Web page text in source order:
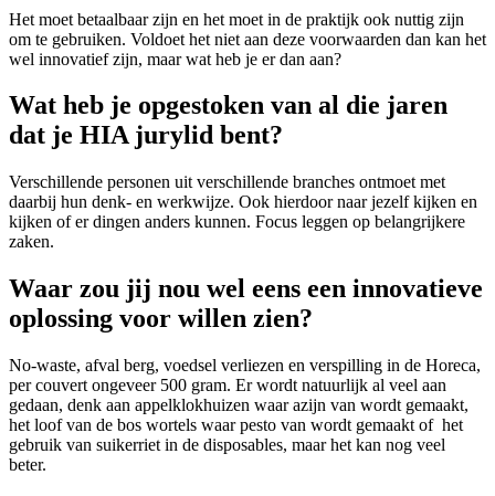
Het moet betaalbaar zijn en het moet in de praktijk ook nuttig zijn
om te gebruiken. Voldoet het niet aan deze voorwaarden dan kan het
wel innovatief zijn, maar wat heb je er dan aan?
Wat heb je opgestoken van al die jaren
dat je HIA jurylid bent?
Verschillende personen uit verschillende branches ontmoet met
daarbij hun denk- en werkwijze. Ook hierdoor naar jezelf kijken en
kijken of er dingen anders kunnen. Focus leggen op belangrijkere
zaken.
Waar zou jij nou wel eens een innovatieve
oplossing voor willen zien?
No-waste, afval berg, voedsel verliezen en verspilling in de Horeca,
per couvert ongeveer 500 gram. Er wordt natuurlijk al veel aan
gedaan, denk aan appelklokhuizen waar azijn van wordt gemaakt,
het loof van de bos wortels waar pesto van wordt gemaakt of het
gebruik van suikerriet in de disposables, maar het kan nog veel
beter.